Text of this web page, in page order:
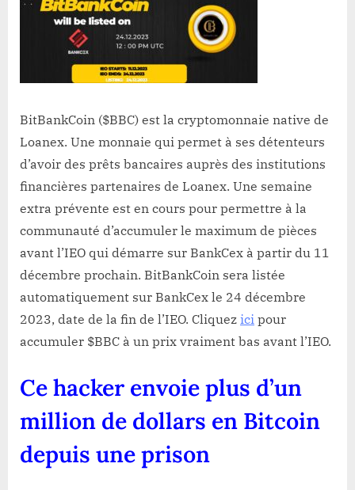
BitBankCoin ($BBC) est la cryptomonnaie native de
Loanex. Une monnaie qui permet à ses détenteurs
d’avoir des prêts bancaires auprès des institutions
financières partenaires de Loanex. Une semaine
extra prévente est en cours pour permettre à la
communauté d’accumuler le maximum de pièces
avant l’IEO qui démarre sur BankCex à partir du 11
décembre prochain. BitBankCoin sera listée
automatiquement sur BankCex le 24 décembre
2023, date de la fin de l’IEO. Cliquez ici pour
accumuler $BBC à un prix vraiment bas avant l’IEO.
Ce hacker envoie plus d’un
million de dollars en Bitcoin
depuis une prison